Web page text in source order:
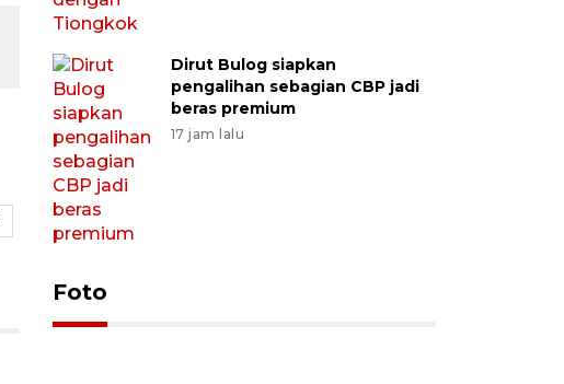
Dirut Bulog siapkan
pengalihan sebagian CBP jadi
beras premium
17 jam lalu
Foto